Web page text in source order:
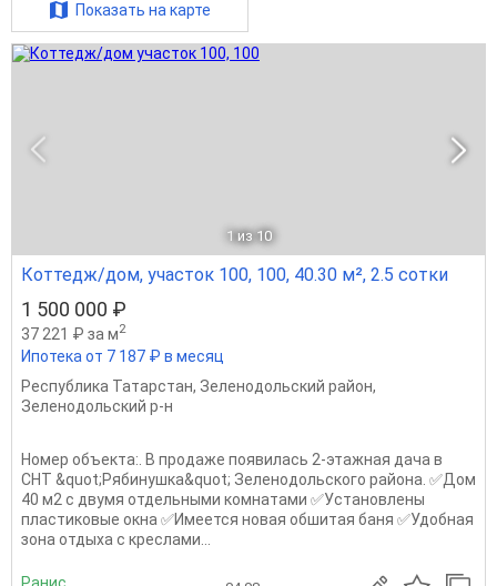
Показать на карте
1 из 10
Коттедж/дом, участок 100, 100, 40.30 м², 2.5 сотки
1 500 000 ₽
37 221 ₽ за м2
Ипотека от 7 187 ₽ в месяц
Республика Татарстан, Зеленодольский район,
Зеленодольский р-н
Номер объекта:. В продаже появилась 2-этажная дача в
СHТ &quot;Pябинушка&quot; Зеленодольского района. ✅Дом
40 м2 с двумя отдельными комнатами ✅Установлены
пластиковые окна ✅Имеется новая обшитая баня ✅Удобная
зона отдыха с креслами...